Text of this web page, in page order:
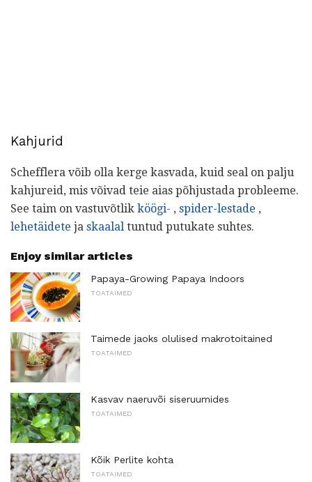
Kahjurid
Schefflera võib olla kerge kasvada, kuid seal on palju
kahjureid, mis võivad teie aias põhjustada probleeme.
See taim on vastuvõtlik köögi- , spider-lestade ,
lehetäidete ja skaalal tuntud putukate suhtes.
Enjoy similar articles
Papaya-Growing Papaya Indoors
TOATAIMED
Taimede jaoks olulised makrotoitained
TOATAIMED
Kasvav naeruvõi siseruumides
TOATAIMED
Kõik Perlite kohta
TOATAIMED